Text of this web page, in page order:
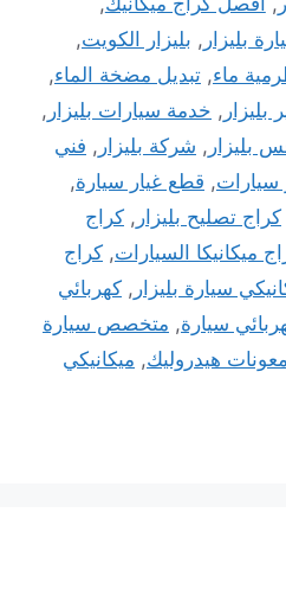
بليزار , بليزار الكويت,
ماء, تبديل مضخة الماء,
بليزار , خدمة سيارات بليزار ,
بليزار , شركة بليزار , فني
سيارات, قطع غيار سيارة,
كراج تصليح بليزار , كراج
ميكانيكا السيارات, كراج
سيارة بليزار , كهربائي
سيارة, متخصص سيارة
معونات هيدروليك, ميكانيكي